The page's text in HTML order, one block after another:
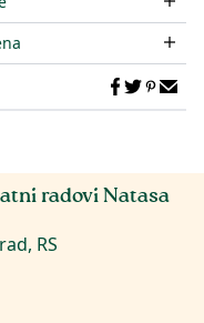
radovi Natasa
RS